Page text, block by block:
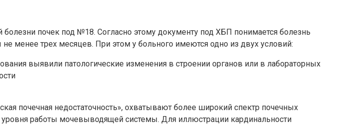
почек под №18. Согласно этому документу под ХБП понимается болезнь
менее трех месяцев. При этом у больного имеются одно из двух условий:
выявили патологические изменения в строении органов или в лабораторных
почечная недостаточность», охватывают более широкий спектр почечных
уровня работы мочевыводящей системы. Для иллюстрации кардинальности